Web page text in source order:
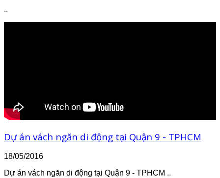
..
Dự án vách ngăn di động tại Quận 9 - TPHCM
18/05/2016
Dự án vách ngăn di động tại Quận 9 - TPHCM ..